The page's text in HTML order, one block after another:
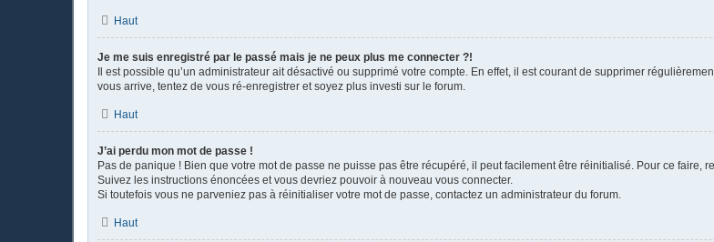
Haut
Je me suis enregistré par le passé mais je ne peux plus me connecter ?!
Il est possible qu’un administrateur ait désactivé ou supprimé votre compte. En effet, il est courant de supprimer
vous arrive, tentez de vous ré-enregistrer et soyez plus investi sur le forum.
Haut
J’ai perdu mon mot de passe !
Pas de panique ! Bien que votre mot de passe ne puisse pas être récupéré, il peut facilement être réinitialisé. Pour ce faire,
Suivez les instructions énoncées et vous devriez pouvoir à nouveau vous connecter.
Si toutefois vous ne parveniez pas à réinitialiser votre mot de passe, contactez un administrateur du forum.
Haut